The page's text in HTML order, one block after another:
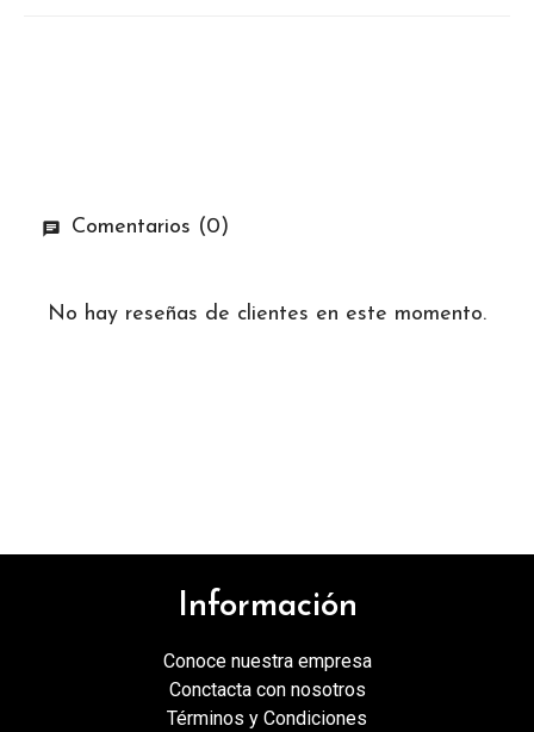
Comentarios (0)
No hay reseñas de clientes en este momento.
Información
Conoce nuestra empresa
Conctacta con nosotros
Términos y Condiciones